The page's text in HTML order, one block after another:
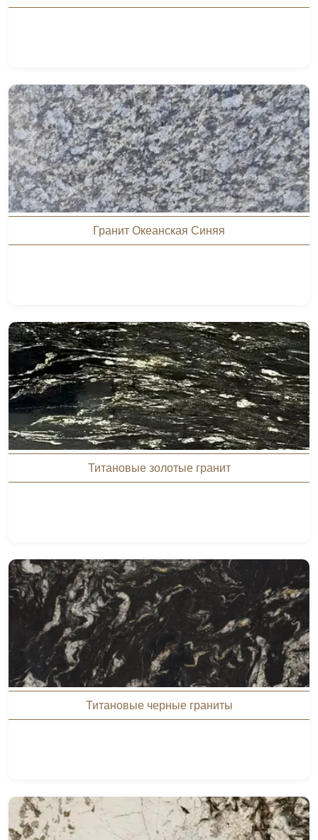
Гранит Океанская Синяя
Титановые золотые гранит
Титановые черные граниты